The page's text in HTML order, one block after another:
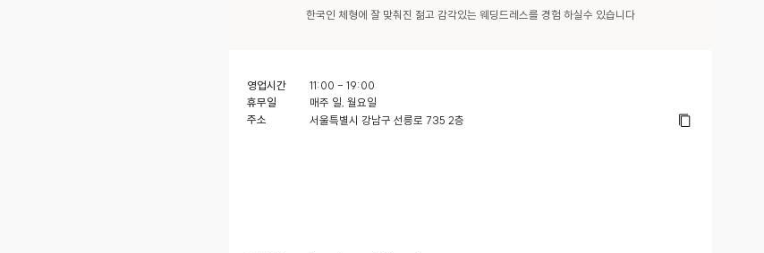
한국인 체형에 잘 맞춰진 젊고 감각있는 웨딩드레스를 경험 하실수 있습니다
영업시간
11:00 - 19:00
휴무일
매주 일, 월요일
주소
서울특별시 강남구 선릉로 735 2층